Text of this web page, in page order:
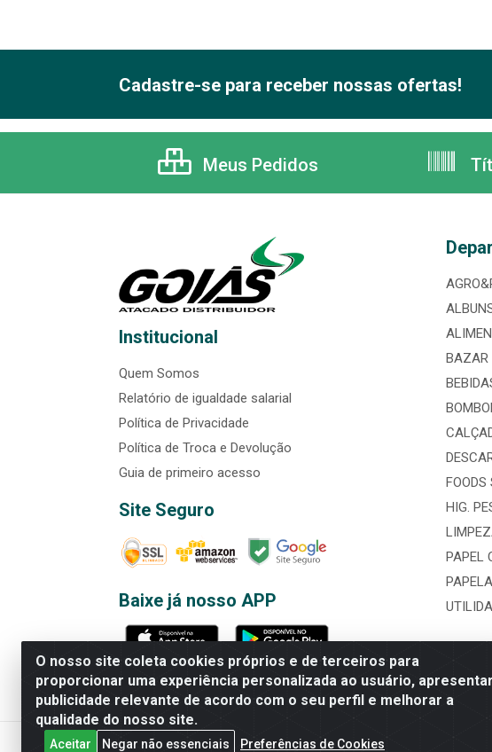
O nosso site coleta cookies próprios e de terceiros para
proporcionar uma experiência personalizada ao usuário, apresentar
publicidade relevante de acordo com o seu perfil e melhorar a
qualidade do nosso site.
Aceitar Negar não essenciais Preferências de Cookies
Cadastre-se para receber nossas ofertas!
Meus Pedidos
Institucional
Quem Somos
Relatório de igualdade salarial
Política de Privacidade
Política de Troca e Devolução
Guia de primeiro acesso
Site Seguro
Baixe já nosso APP
BAZAR
FOODS
HIG.
PAPEL
Rede Brasil - Avenida Universitária, nº 3860,